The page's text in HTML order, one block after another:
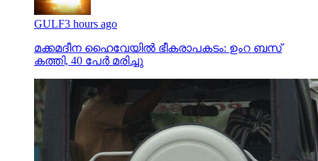
GULF3 hours ago
മക്കമദീന ഹൈവേയില്‍ ഭീകരാപകടം: ഉംറ ബസ്
കത്തി, 40 പേര്‍ മരിച്ചു